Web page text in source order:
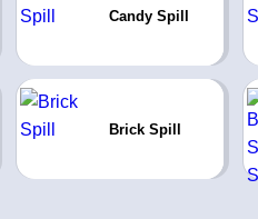
Candy Spill
Brick Spill